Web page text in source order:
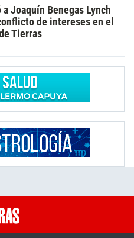
Joaquín Benegas Lynch
de intereses en el
Tierras